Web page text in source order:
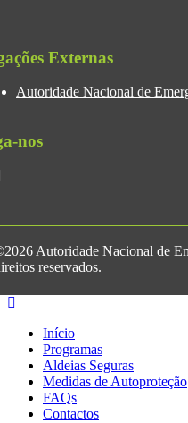
Externas
Autoridade Nacional de
nos
Autoridade Nacional de
reservados.
Início
Programas
Aldeias Seguras
Medidas de Autoproteção
FAQs
Contactos